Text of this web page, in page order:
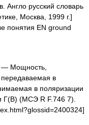
русский словарь
Москва, 1999 г.]
понятия EN ground
— Мощность,
в
в поляризации
Г(В) (МСЭ R F.746 7).